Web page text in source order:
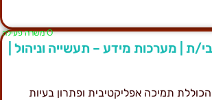
Ο משרה פעילה
ת | מערכות מידע – תעשייה וניהול |
תמיכה אפליקטיבית ופתרון בעיות